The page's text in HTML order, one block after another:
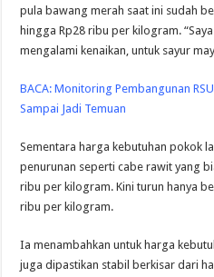
pula bawang merah saat ini sudah
hingga Rp28 ribu per kilogram.
mengalami kenaikan, untuk sayur
BACA:Monitoring Pembangunan
Sampai Jadi Temuan
Sementara harga kebutuhan pokok
penurunan seperti cabe rawit yang
ribu per kilogram. Kini turun hanya
ribu per kilogram.
Ia menambahkan untuk harga
juga dipastikan stabil berkisar dari